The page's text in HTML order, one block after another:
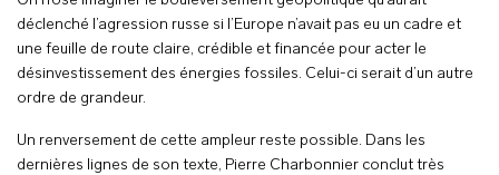
déclenché l’agression russe si l’Europe n’avait pas eu un cadre et
une feuille de route claire, crédible et financée pour acter le
désinvestissement des énergies fossiles. Celui-ci serait d’un autre
ordre de grandeur.
Un renversement de cette ampleur reste possible. Dans les
dernières lignes de son texte, Pierre Charbonnier conclut très